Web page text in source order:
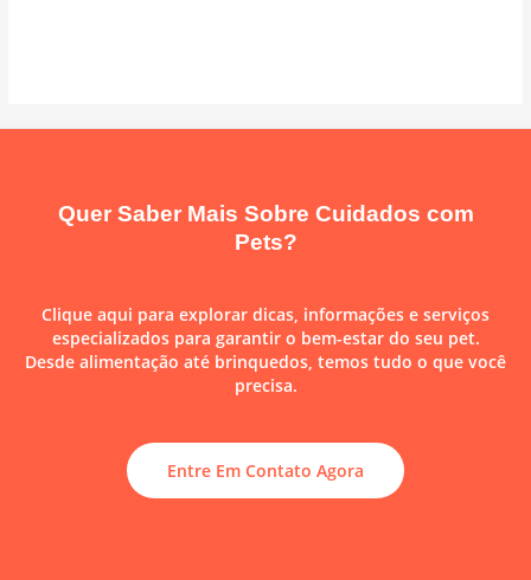
Quer Saber Mais Sobre Cuidados com
Pets?
Clique aqui para explorar dicas, informações e serviços
especializados para garantir o bem-estar do seu pet.
Desde alimentação até brinquedos, temos tudo o que você
precisa.
Entre Em Contato Agora